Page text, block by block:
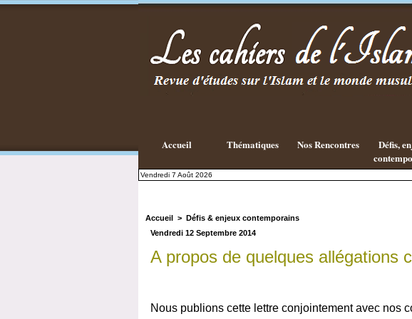
Existe-t-il
philosophie
Islamique ?
Accueil Thématiques Nos Rencontres
Défis,
Vendredi 7 Août 2026
Accueil > Défis & enjeux contemporains
Vendredi 12 Septembre 2014
A propos de quelques allégations
Nous publions cette lettre conjointement avec nos